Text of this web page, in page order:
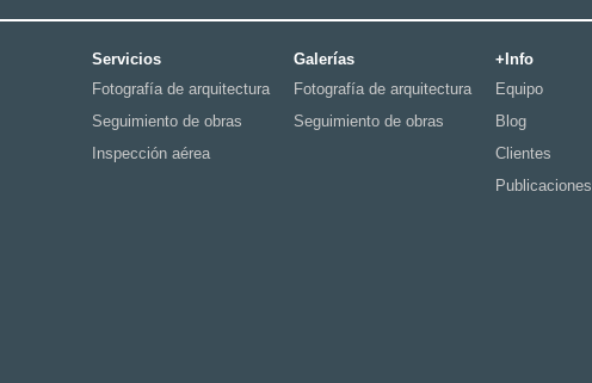
Servicios
Fotografía de arquitectura
Seguimiento de obras
Inspección aérea
Galerías
Fotografía de arquitectura
Seguimiento de obras
+Info
Equipo
Blog
Clientes
Publicaciones